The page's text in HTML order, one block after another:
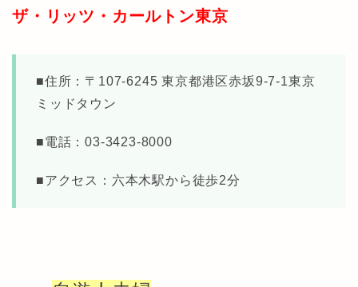
ザ・リッツ・カールトン東京
■住所：〒 107-6245 東京都港区赤坂9-7-1東京
ミッドタウン
■電話：03-3423-8000
■アクセス：六本木駅から徒歩2分